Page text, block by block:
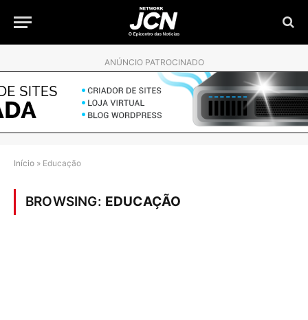
ANÚNCIO PATROCINADO
Início » Educação
BROWSING: EDUCAÇÃO